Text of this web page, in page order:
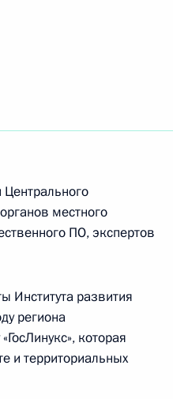
местного
ПО, экспертов
Института развития
региона
которая
и территориальных